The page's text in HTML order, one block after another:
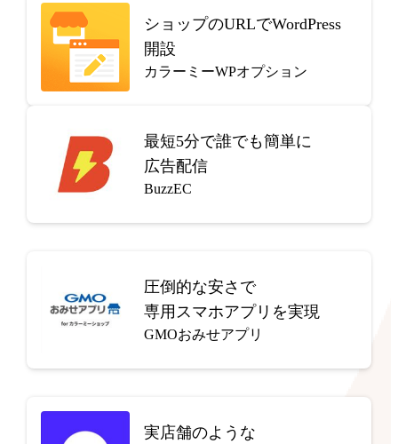
ショップのURLでWordPress
開設
カラーミーWPオプション
最短5分で誰でも簡単に
広告配信
BuzzEC
圧倒的な安さで
専用スマホアプリを実現
GMOおみせアプリ
実店舗のような